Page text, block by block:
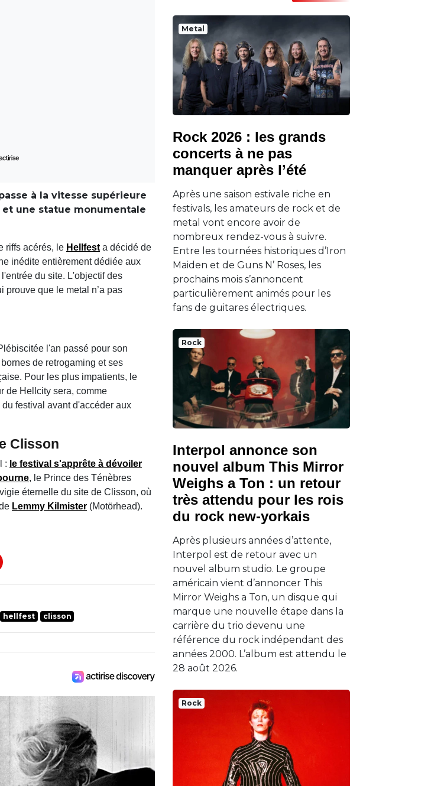
à la vitesse supérieure
une statue monumentale
riffs acérés, le Hellfest a décidé de
inédite entièrement dédiée aux
du site. L'objectif des
prouve que le metal n’a pas
l'an passé pour son
de retrogaming et ses
Pour les plus impatients, le
de Hellcity sera, comme
festival avant d'accéder aux
Clisson
: le festival s'apprête à dévoiler
, le Prince des Ténèbres
éternelle du site de Clisson, où
Lemmy Kilmister (Motörhead).
hellfest clisson
Metal
Rock 2026 : les grands
concerts à ne pas
manquer après l’été
Après une saison estivale riche en
festivals, les amateurs de rock et de
metal vont encore avoir de
nombreux rendez-vous à suivre.
Entre les tournées historiques d’Iron
Maiden et de Guns N’ Roses, les
prochains mois s’annoncent
particulièrement animés pour les
fans de guitares électriques.
Rock
Interpol annonce son
nouvel album This Mirror
Weighs a Ton : un retour
très attendu pour les rois
du rock new-yorkais
Après plusieurs années d’attente,
Interpol est de retour avec un
nouvel album studio. Le groupe
américain vient d’annoncer This
Mirror Weighs a Ton, un disque qui
marque une nouvelle étape dans la
carrière du trio devenu une
référence du rock indépendant des
années 2000. L’album est attendu le
28 août 2026.
Rock